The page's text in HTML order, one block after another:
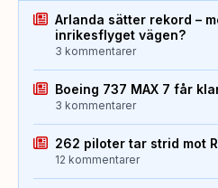
Arlanda sätter rekord –
inrikesflyget vägen?
3 kommentarer
Boeing 737 MAX 7 får
3 kommentarer
262 piloter tar strid mot
12 kommentarer